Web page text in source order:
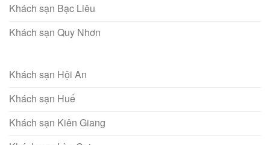
Khách sạn Bạc Liêu
Khách sạn Quy Nhơn
Khách sạn Hội An
Khách sạn Huế
Khách sạn Kiên Giang